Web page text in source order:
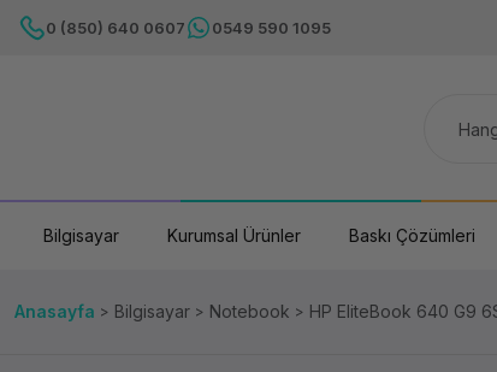
0 (850) 640 0607 0549 590 1095
Bilgisayar Kurumsal Ürünler Baskı Çözümleri
Anasayfa Bilgisayar Notebook HP EliteBook 640 G9